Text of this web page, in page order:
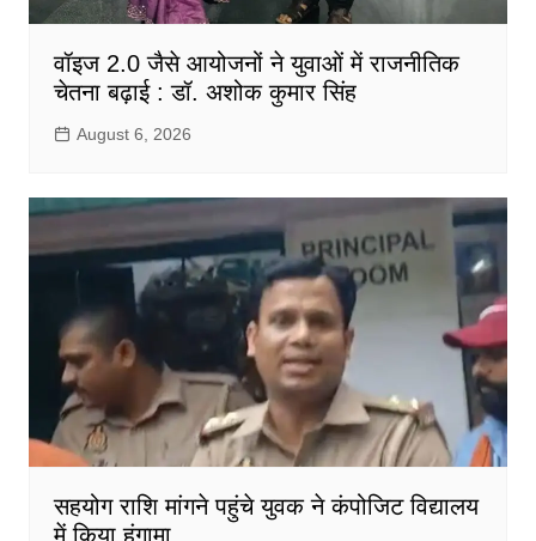
वॉइज 2.0 जैसे आयोजनों ने युवाओं में राजनीतिक
चेतना बढ़ाई : डॉ. अशोक कुमार सिंह
August 6, 2026
सहयोग राशि मांगने पहुंचे युवक ने कंपोजिट विद्यालय
में किया हंगामा